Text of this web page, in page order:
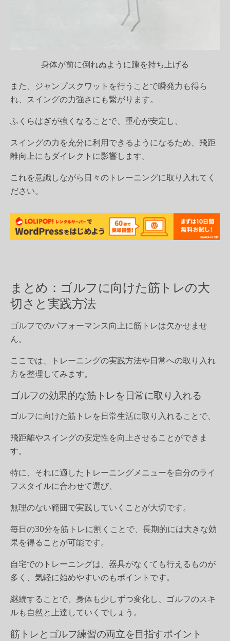
身体が前に倒れぬように踵を持ち上げる
また、ジャンプスクワットを行うことで瞬発力も得ら
れ、スイングの力強さにも繋がります。
ふくらはぎが強くなることで、重心が安定し、
スイングの力を充分に利用できるようになるため、飛距
離向上にもダイレクトに影響します。
これを意識しながら日々のトレーニングに取り入れてく
ださい。
まとめ：ゴルフに向けた筋トレの大
切さと実践方法
ゴルフでのパフォーマンス向上に筋トレは欠かせませ
ん。
ここでは、トレーニングの実践方法や日常への取り入れ
方を整理してみます。
ゴルフの効果的な筋トレを日常に取り入れる
ゴルフに向けた筋トレを日常生活に取り入れることで、
飛距離やスイングの安定性を向上させることができま
す。
特に、それに適したトレーニングメニューを自分のライ
フスタイルに合わせて選び、
無理のない範囲で実践していくことが大切です。
毎日の30分を筋トレに割くことで、長期的には大きな効
果を得ることが可能です。
自宅でのトレーニングは、器具がなくても行えるものが
多く、気軽に始めやすいのもポイントです。
継続することで、身体も少しずつ変化し、ゴルフのスキ
ルも自然と上達していくでしょう。
筋トレとゴルフ練習の両立を目指すポイント